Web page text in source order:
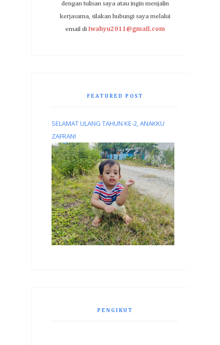
dengan tulisan saya atau ingin menjalin
kerjasama, silakan hubungi saya melalui
email di iwahyu2011@gmail.com
FEATURED POST
SELAMAT ULANG TAHUN KE-2, ANAKKU
ZAFRAN!
PENGIKUT